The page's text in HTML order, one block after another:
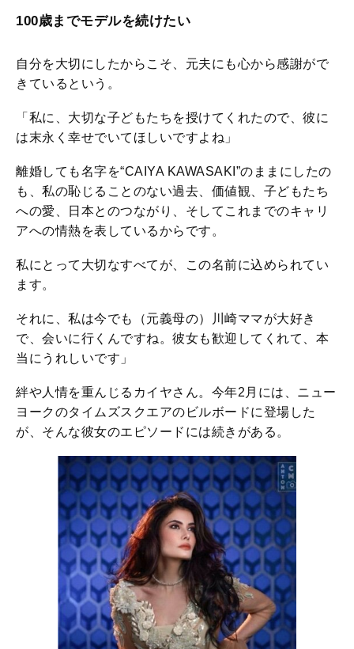
100歳までモデルを続けたい
自分を大切にしたからこそ、元夫にも心から感謝がで
きているという。
「私に、大切な子どもたちを授けてくれたので、彼に
は末永く幸せでいてほしいですよね」
離婚しても名字を“CAIYA KAWASAKI”のままにしたの
も、私の恥じることのない過去、価値観、子どもたち
への愛、日本とのつながり、そしてこれまでのキャリ
アへの情熱を表しているからです。
私にとって大切なすべてが、この名前に込められてい
ます。
それに、私は今でも（元義母の）川崎ママが大好き
で、会いに行くんですね。彼女も歓迎してくれて、本
当にうれしいです」
絆や人情を重んじるカイヤさん。今年2月には、ニュー
ヨークのタイムズスクエアのビルボードに登場した
が、そんな彼女のエピソードには続きがある。